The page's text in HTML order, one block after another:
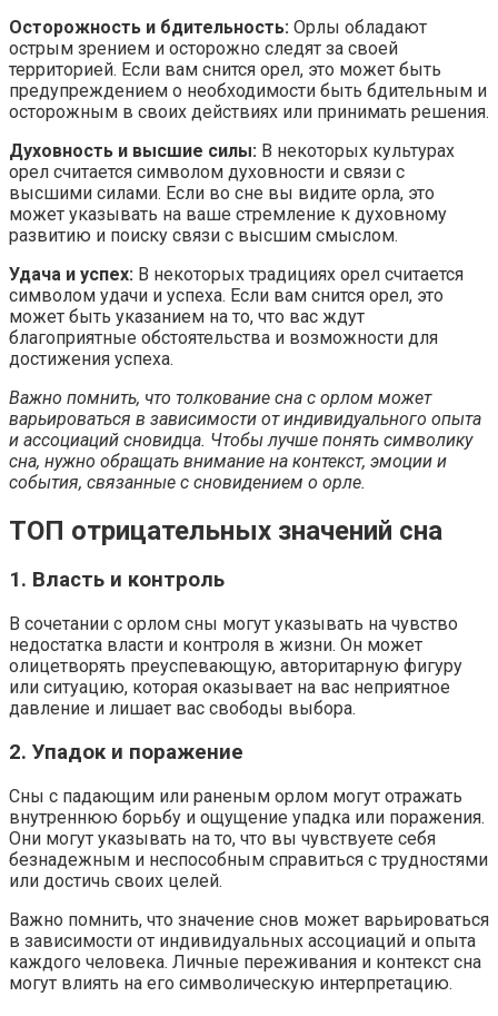
Осторожность и бдительность: Орлы обладают
острым зрением и осторожно следят за своей
территорией. Если вам снится орел, это может быть
предупреждением о необходимости быть бдительным и
осторожным в своих действиях или принимать решения.
Духовность и высшие силы: В некоторых культурах
орел считается символом духовности и связи с
высшими силами. Если во сне вы видите орла, это
может указывать на ваше стремление к духовному
развитию и поиску связи с высшим смыслом.
Удача и успех: В некоторых традициях орел считается
символом удачи и успеха. Если вам снится орел, это
может быть указанием на то, что вас ждут
благоприятные обстоятельства и возможности для
достижения успеха.
Важно помнить, что толкование сна с орлом может
варьироваться в зависимости от индивидуального опыта
и ассоциаций сновидца. Чтобы лучше понять символику
сна, нужно обращать внимание на контекст, эмоции и
события, связанные с сновидением о орле.
ТОП отрицательных значений сна
1. Власть и контроль
В сочетании с орлом сны могут указывать на чувство
недостатка власти и контроля в жизни. Он может
олицетворять преуспевающую, авторитарную фигуру
или ситуацию, которая оказывает на вас неприятное
давление и лишает вас свободы выбора.
2. Упадок и поражение
Сны с падающим или раненым орлом могут отражать
внутреннюю борьбу и ощущение упадка или поражения.
Они могут указывать на то, что вы чувствуете себя
безнадежным и неспособным справиться с трудностями
или достичь своих целей.
Важно помнить, что значение снов может варьироваться
в зависимости от индивидуальных ассоциаций и опыта
каждого человека. Личные переживания и контекст сна
могут влиять на его символическую интерпретацию.